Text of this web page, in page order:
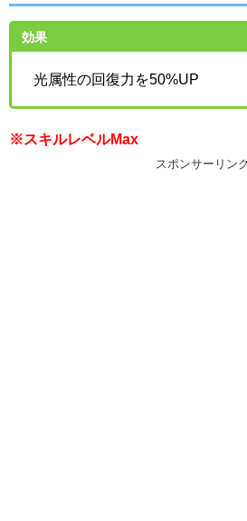
効果
光属性の回復力を50%UP
※スキルレベルMax
スポンサーリンク